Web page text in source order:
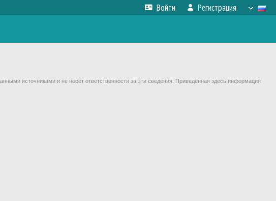
Войти Регистрация
источниками и не несёт ответственности за эти сведения. Приведённая здесь информация